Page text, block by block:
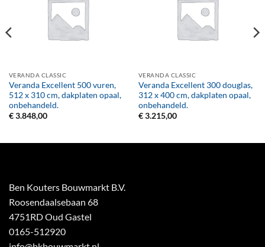
VERANDA CLASSIC
Veranda Excellent 500 vuren,
512 x 310 cm, dakplaten opaal,
onbehandeld.
€3.848,00
VERANDA CLASSIC
Veranda Excellent 300 douglas,
312 x 400 cm, dakplaten opaal,
onbehandeld.
€3.215,00
Ben Kouters Bouwmarkt B.V.
Roosendaalsebaan 68
4751RD Oud Gastel
0165-512920